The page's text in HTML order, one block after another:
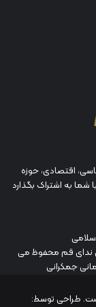
اقتصادی، حوزه
شما به اشتراک بگذارد
ندای قم محفوظ می
جمکرانی
طراحی توسط: